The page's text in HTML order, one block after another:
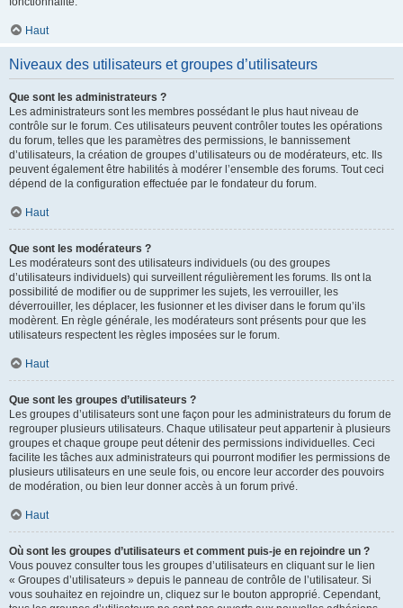
Haut
Niveaux des utilisateurs et groupes d’utilisateurs
Que sont les administrateurs ?
Les administrateurs sont les membres possédant le plus haut niveau de
contrôle sur le forum. Ces utilisateurs peuvent contrôler toutes les opérations
du forum, telles que les paramètres des permissions, le bannissement
d’utilisateurs, la création de groupes d’utilisateurs ou de modérateurs, etc. Ils
peuvent également être habilités à modérer l’ensemble des forums. Tout ceci
dépend de la configuration effectuée par le fondateur du forum.
Haut
Que sont les modérateurs ?
Les modérateurs sont des utilisateurs individuels (ou des groupes
d’utilisateurs individuels) qui surveillent régulièrement les forums. Ils ont la
possibilité de modifier ou de supprimer les sujets, les verrouiller, les
déverrouiller, les déplacer, les fusionner et les diviser dans le forum qu’ils
modèrent. En règle générale, les modérateurs sont présents pour que les
utilisateurs respectent les règles imposées sur le forum.
Haut
Que sont les groupes d’utilisateurs ?
Les groupes d’utilisateurs sont une façon pour les administrateurs du forum de
regrouper plusieurs utilisateurs. Chaque utilisateur peut appartenir à plusieurs
groupes et chaque groupe peut détenir des permissions individuelles. Ceci
facilite les tâches aux administrateurs qui pourront modifier les permissions de
plusieurs utilisateurs en une seule fois, ou encore leur accorder des pouvoirs
de modération, ou bien leur donner accès à un forum privé.
Haut
Où sont les groupes d’utilisateurs et comment puis-je en rejoindre un ?
Vous pouvez consulter tous les groupes d’utilisateurs en cliquant sur le lien
« Groupes d’utilisateurs » depuis le panneau de contrôle de l’utilisateur. Si
vous souhaitez en rejoindre un, cliquez sur le bouton approprié. Cependant,